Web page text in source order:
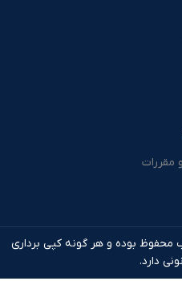
مقررات
محفوظ بوده و هر گونه کپی برداری
دارد.